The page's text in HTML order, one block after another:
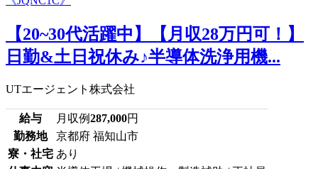
【20~30代活躍中】【月収28万円可！】
日勤&土日祝休み♪半導体洗浄用機...
UTエージェント株式会社
給与 月収例287,000円
勤務地
京都府 福知山市
寮・社宅 あり